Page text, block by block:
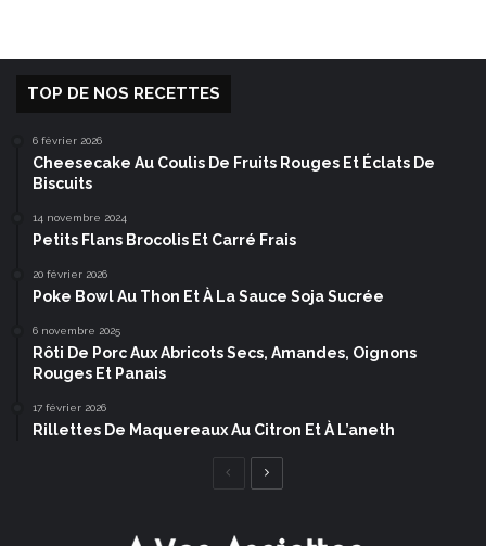
TOP DE NOS RECETTES
6 février 2026
Cheesecake Au Coulis De Fruits Rouges Et Éclats De
Biscuits
14 novembre 2024
Petits Flans Brocolis Et Carré Frais
20 février 2026
Poke Bowl Au Thon Et À La Sauce Soja Sucrée
6 novembre 2025
Rôti De Porc Aux Abricots Secs, Amandes, Oignons
Rouges Et Panais
17 février 2026
Rillettes De Maquereaux Au Citron Et À L’aneth
Page